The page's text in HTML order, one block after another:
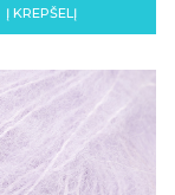
Į KREPŠELĮ